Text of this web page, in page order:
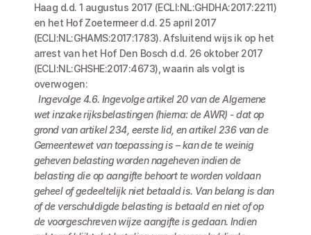
Haag d.d. 1 augustus 2017 (ECLI:NL:GHDHA:2017:2211)
en het Hof Zoetermeer d.d. 25 april 2017
(ECLI:NL:GHAMS:2017:1783). Afsluitend wijs ik op het
arrest van het Hof Den Bosch d.d. 26 oktober 2017
(ECLI:NL:GHSHE:2017:4673), waarin als volgt is
overwogen:
Ingevolge 4.6. Ingevolge artikel 20 van de Algemene
wet inzake rijksbelastingen (hierna: de AWR) - dat op
grond van artikel 234, eerste lid, en artikel 236 van de
Gemeentewet van toepassing is – kan de te weinig
geheven belasting worden nageheven indien de
belasting die op aangifte behoort te worden voldaan
geheel of gedeeltelijk niet betaald is. Van belang is dan
of de verschuldigde belasting is betaald en niet of op
de voorgeschreven wijze aangifte is gedaan. Indien